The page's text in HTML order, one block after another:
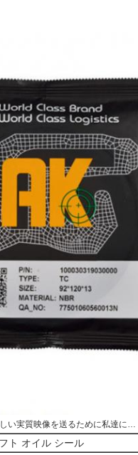
い実質映像を送るために私達に…
ト オイル シール